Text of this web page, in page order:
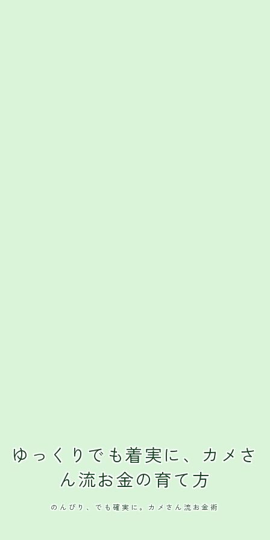
ゆっくりでも着実に、カメさ
ん流お金の育て方
のんびり、でも確実に。カメさん流お金術